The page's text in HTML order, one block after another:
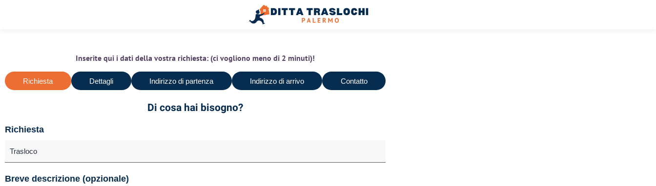
Inserite qui i dati della vostra richiesta: (ci vogliono meno di 2 minuti)!
Richiesta Dettagli Indirizzo di partenza Indirizzo di arrivo Contatto
Di cosa hai bisogno?
Richiesta
Breve descrizione (opzionale)